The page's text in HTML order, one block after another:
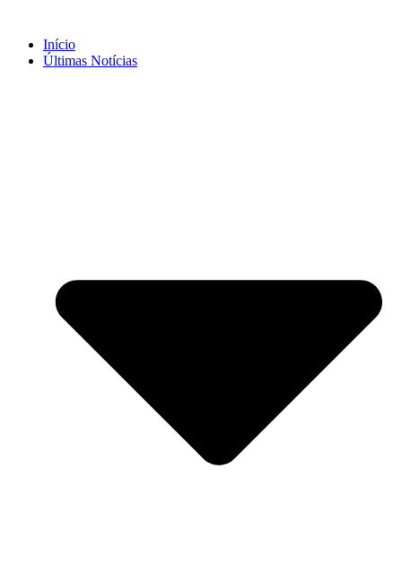
Início
Últimas Notícias